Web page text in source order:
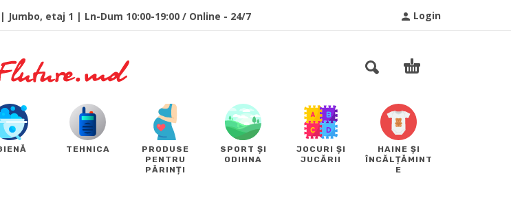
Login
| Jumbo, etaj 1 | Ln-Dum 10:00-19:00 / Online - 24/7
TEHNICA
PRODUSE
PENTRU
PĂRINȚI
SPORT ȘI
ODIHNA
JOCURI ȘI
JUCĂRII
HAINE ȘI
ÎNCĂLȚĂMINT
E